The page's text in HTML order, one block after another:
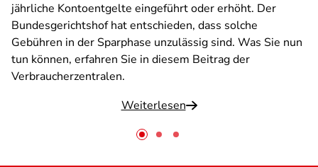
jährliche Kontoentgelte eingeführt oder erhöht. Der
Bundesgerichtshof hat entschieden, dass solche
Gebühren in der Sparphase unzulässig sind. Was Sie nun
tun können, erfahren Sie in diesem Beitrag der
Verbraucherzentralen.
Weiterlesen